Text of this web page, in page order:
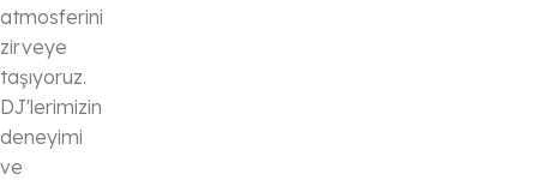
atmosferini
zirveye
taşıyoruz.
DJ'lerimizin
deneyimi
ve